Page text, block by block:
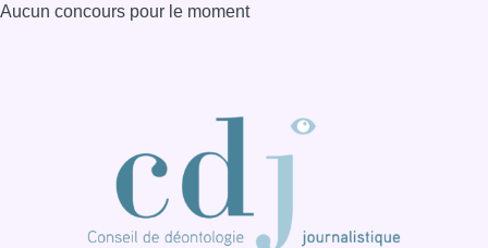
Aucun concours pour le moment